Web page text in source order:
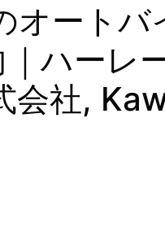
オート
ハーレ
会社,